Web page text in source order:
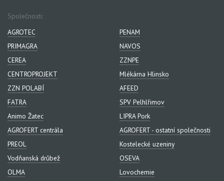
Společnosti:
AGROTEC
PENAM
PRIMAGRA
NAVOS
CEREA
ZZNPE
CENTROPROJEKT
Mlékárna Hlinsko
ZZN POLABÍ
AFEED
FATRA
SPV Pelhlřimov
Animo Žatec
LIPRA Pork
AGROFERT centrála
AGROFERT - ostatní společnosti
PREOL
Kostelecké uzeniny
Vodňanská drůbež
OSEVA
OLMA
Lovochemie